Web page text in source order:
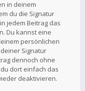
in deinem
du die Signatur
jedem Beitrag das
Du kannst eine
persönlichen
Signatur
dennoch ohne
dort einfach das
deaktivieren.